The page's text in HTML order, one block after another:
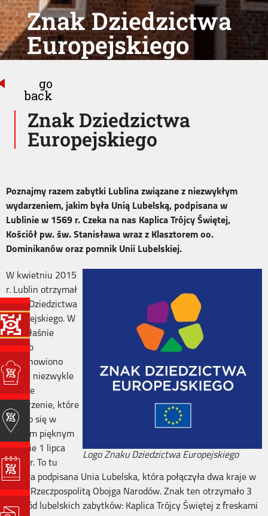
Znak Dziedzictwa
Europejskiego
Znak Dziedzictwa
Europejskiego
go
back
Poznajmy razem zabytki Lublina związane z niezwykłym
wydarzeniem, jakim była Unią Lubelską, podpisana w
Lublinie w 1569 r. Czeka na nas Kaplica Trójcy Świętej,
Kościół pw. św. Stanisława wraz z Klasztorem oo.
Dominikanów oraz pomnik Unii Lubelskiej.
Logo Znaku Dziedzictwa Europejskiego
W kwietniu 2015
r. Lublin otrzymał
Znak Dziedzictwa
Europejskiego. W
ten właśnie
sposób
postanowiono
uczcić niezwykle
ważnie
wydarzenie, które
odbyło się w
naszym pięknym
mieście 1 lipca
1569 r. To tu
została podpisana Unia Lubelska, która połączyła dwa kraje w
jedną Rzeczpospolitą Obojga Narodów. Znak ten otrzymało 3
spośród lubelskich zabytków: Kaplica Trójcy Świętej z freskami